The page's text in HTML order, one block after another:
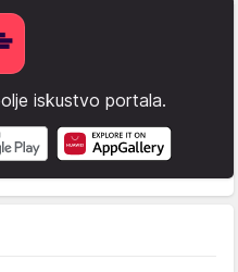
iskustvo portala.